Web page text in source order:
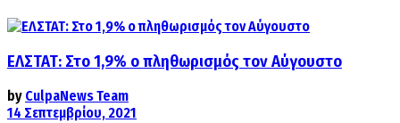
ΕΛΣΤΑΤ: Στο 1,9% ο πληθωρισμός τον Αύγουστο
by CulpaNews Team
14 Σεπτεμβρίου, 2021